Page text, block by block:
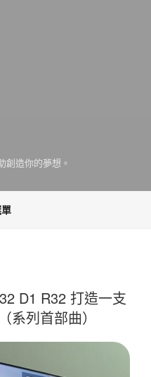
創造你的夢想。
D1 R32 打造一支
系列首部曲）